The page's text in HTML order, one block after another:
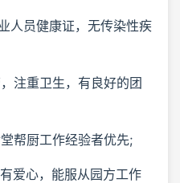
人员健康证，无传染性疾
注重卫生，有良好的团
帮厨工作经验者优先;
爱心，能服从园方工作